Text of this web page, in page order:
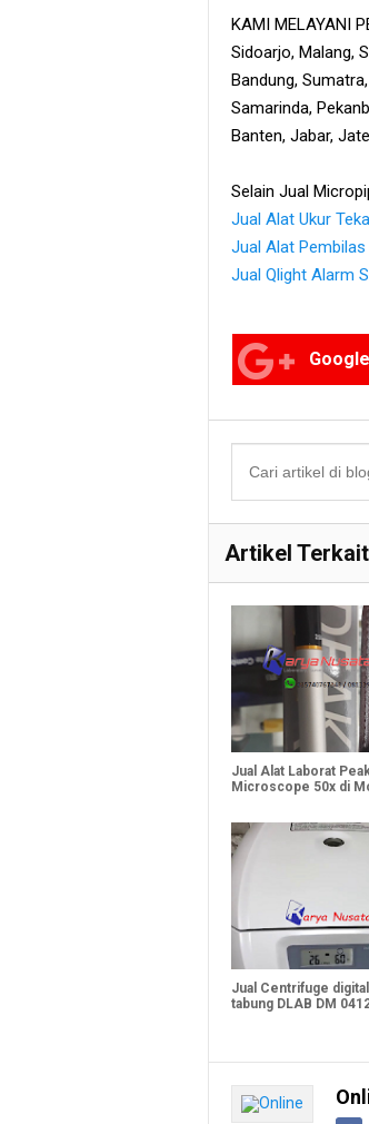
KAMI MELAYANI
Sidoarjo, Malang,
Bandung,
Samarinda,
Banten, Jabar,
Selain Jual
Jual Alat Ukur
Jual Alat Pembilas
Jual Qlight Alarm
Google
Artikel Terkait
Jual Alat Laborat
Microscope 50x di
Jual Centrifuge
tabung DLAB DM